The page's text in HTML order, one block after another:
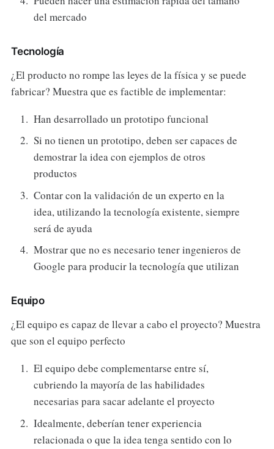
del mercado
Tecnología
¿El producto no rompe las leyes de la física y se puede
fabricar? Muestra que es factible de implementar:
Han desarrollado un prototipo funcional
Si no tienen un prototipo, deben ser capaces de
demostrar la idea con ejemplos de otros
productos
Contar con la validación de un experto en la
idea, utilizando la tecnología existente, siempre
será de ayuda
Mostrar que no es necesario tener ingenieros de
Google para producir la tecnología que utilizan
Equipo
¿El equipo es capaz de llevar a cabo el proyecto? Muestra
que son el equipo perfecto
El equipo debe complementarse entre sí,
cubriendo la mayoría de las habilidades
necesarias para sacar adelante el proyecto
Idealmente, deberían tener experiencia
relacionada o que la idea tenga sentido con lo